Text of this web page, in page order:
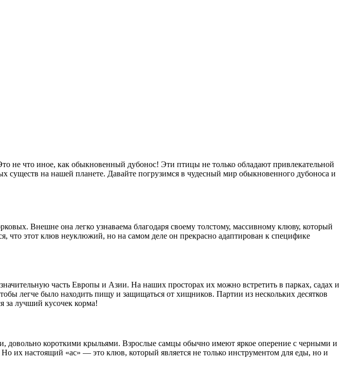
не что иное, как обыкновенный дубонос! Эти птицы не только обладают привлекательной
на нашей планете. Давайте погрузимся в чудесный мир обыкновенного дубоноса и
Внешне она легко узнаваема благодаря своему толстому, массивному клюву, который
что этот клюв неуклюжий, но на самом деле он прекрасно адаптирован к специфике
часть Европы и Азии. На наших просторах их можно встретить в парках, садах и
легче было находить пищу и защищаться от хищников. Партии из нескольких десятков
за лучший кусочек корма!
короткими крыльями. Взрослые самцы обычно имеют яркое оперение с черными и
их настоящий «ас» — это клюв, который является не только инструментом для еды, но и